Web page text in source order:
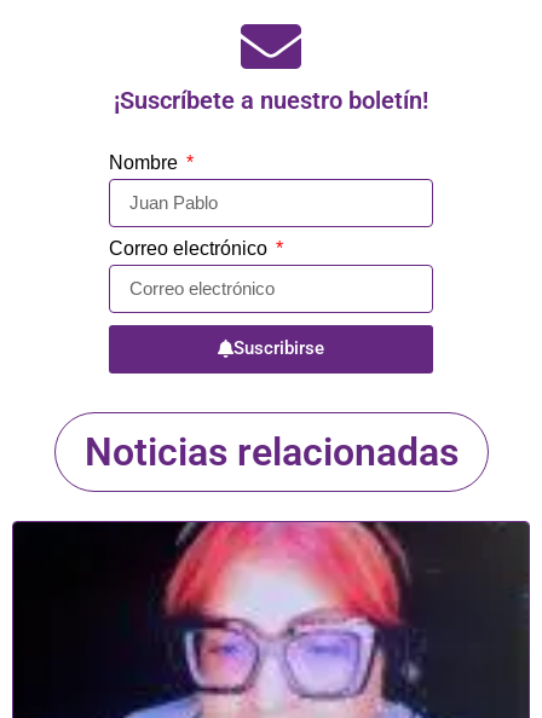
¡Suscríbete a nuestro boletín!
Nombre
Correo electrónico
Suscribirse
Noticias relacionadas